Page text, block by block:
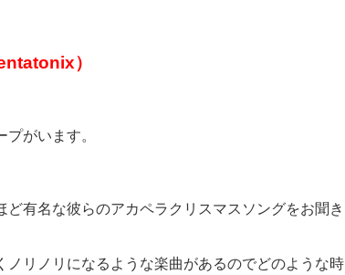
）
がいます。
有名な彼らのアカペラクリスマスソングをお聞き
ノリノリになるような楽曲があるのでどのような時